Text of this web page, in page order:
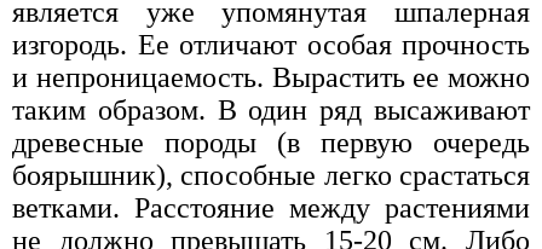
является уже упомянутая шпалерная
изгородь. Ее отличают особая прочность
и непроницаемость. Вырастить ее можно
таким образом. В один ряд высаживают
древесные породы (в первую очередь
боярышник), способные легко срастаться
ветками. Расстояние между растениями
не должно превышать 15-20 см. Либо